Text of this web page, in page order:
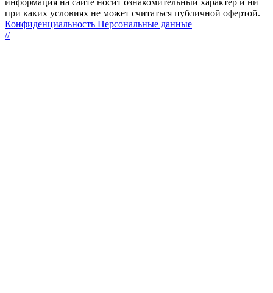
информация на сайте носит ознакомительный характер и ни
при каких условиях не может считаться публичной офертой.
Конфиденциальность Персональные данные
//